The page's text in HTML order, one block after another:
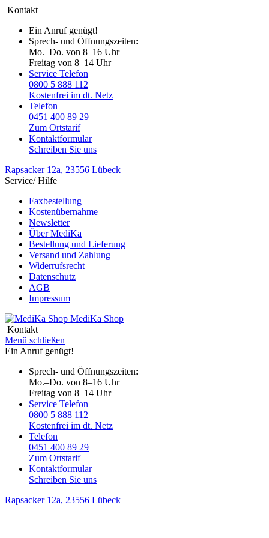
Kontakt
Ein Anruf genügt!
Sprech- und Öffnungszeiten:
Mo.–Do. von 8–16 Uhr
Freitag von 8–14 Uhr
Service Telefon
0800 5 888 112
Kostenfrei im dt. Netz
Telefon
0451 400 89 29
Zum Ortstarif
Kontaktformular
Schreiben Sie uns
Rapsacker 12a, 23556 Lübeck
Service/ Hilfe
Faxbestellung
Kostenübernahme
Newsletter
Über MediKa
Bestellung und Lieferung
Versand und Zahlung
Widerrufsrecht
Datenschutz
AGB
Impressum
MediKa Shop
Kontakt
Menü schließen
Ein Anruf genügt!
Sprech- und Öffnungszeiten:
Mo.–Do. von 8–16 Uhr
Freitag von 8–14 Uhr
Service Telefon
0800 5 888 112
Kostenfrei im dt. Netz
Telefon
0451 400 89 29
Zum Ortstarif
Kontaktformular
Schreiben Sie uns
Rapsacker 12a, 23556 Lübeck